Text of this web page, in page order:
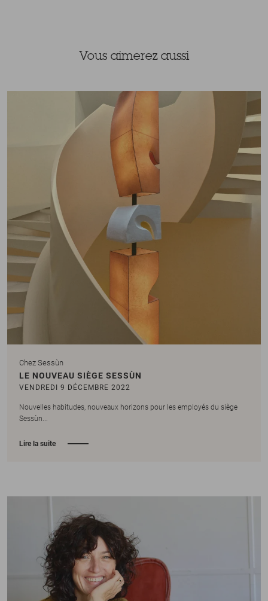
Vous aimerez aussi
Chez Sessùn
LE NOUVEAU SIÈGE SESSÙN
VENDREDI 9 DÉCEMBRE 2022
Nouvelles habitudes, nouveaux horizons pour les employés du siège
Sessùn...
Lire la suite